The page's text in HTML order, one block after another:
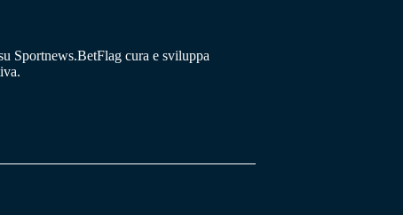
Sportnews.BetFlag cura e sviluppa